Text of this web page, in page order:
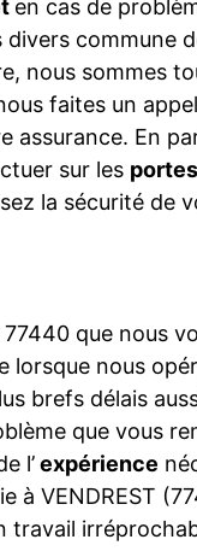
en cas de
commune
nous sommes
faites un appel
assurance. En
sur les
la sécurité de
que nous
lorsque nous
brefs délais
que vous
l’expérience
à VENDREST
travail